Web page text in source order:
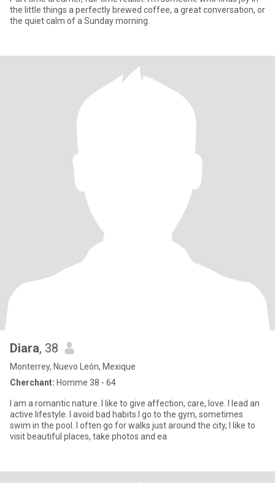
the little things a perfectly brewed coffee, a great conversation, or
the quiet calm of a Sunday morning.
Diara, 38
Monterrey, Nuevo León, Mexique
Cherchant: Homme 38 - 64
I am a romantic nature. I like to give affection, care, love. I lead an
active lifestyle. I avoid bad habits.I go to the gym, sometimes
swim in the pool. I often go for walks just around the city, I like to
visit beautiful places, take photos and ea